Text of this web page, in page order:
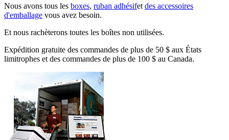
Nous avons tous les boxes, ruban adhésifet des accessoires
d'emballage vous avez besoin.
Et nous rachèterons toutes les boîtes non utilisées.
Expédition gratuite des commandes de plus de 50 $ aux États
limitrophes et des commandes de plus de 100 $ au Canada.